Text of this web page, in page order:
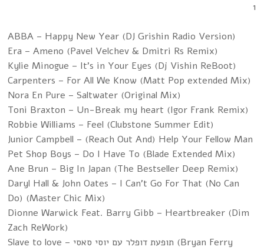
1
ABBA – Happy New Year (DJ Grishin Radio Version)
Era – Ameno (Pavel Velchev & Dmitri Rs Remix)
Kylie Minogue – It's in Your Eyes (Dj Vishin ReBoot)
Carpenters – For All We Know (Matt Pop extended Mix)
Nora En Pure – Saltwater (Original Mix)
Toni Braxton – Un-Break my heart (Igor Frank Remix)
Robbie Williams – Feel (Clubstone Summer Edit)
Junior Campbell – (Reach Out And) Help Your Fellow Man
Pet Shop Boys – Do I Have To (Blade Extended Mix)
Ane Brun – Big In Japan (The Bestseller Deep Remix)
Daryl Hall & John Oates – I Can't Go For That (No Can
Do) (Master Chic Mix)
Dionne Warwick Feat. Barry Gibb – Heartbreaker (Dim
Zach ReWork)
Slave to love – תופעת דופלר עם יוסי סאסי (Bryan Ferry